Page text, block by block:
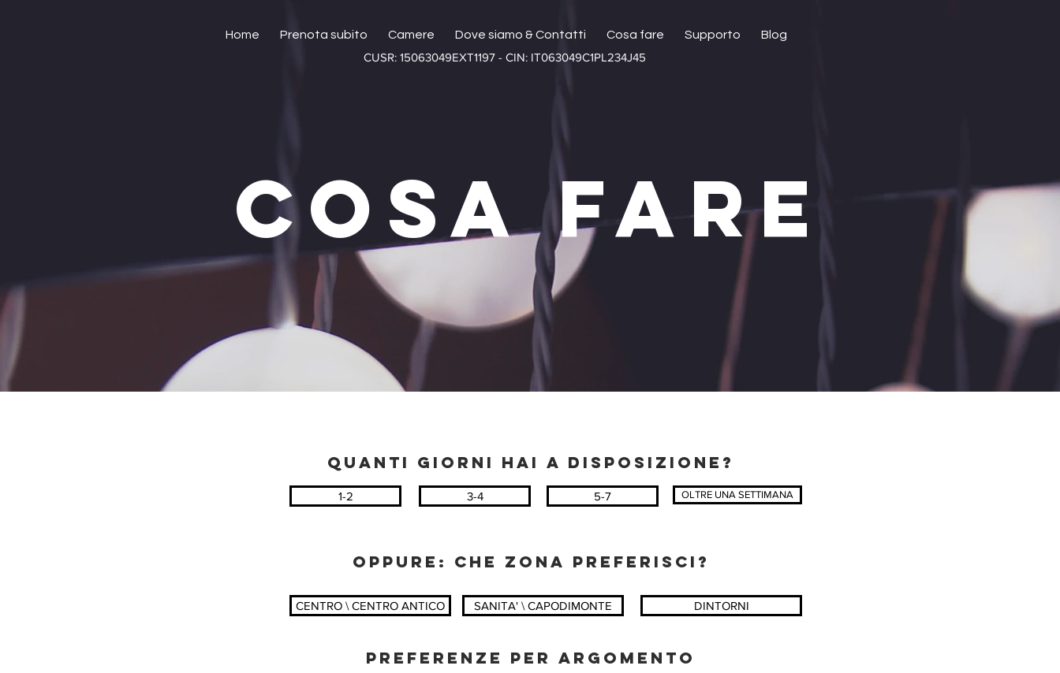
Home Prenota subito Camere Dove siamo & Contatti Cosa fare Supporto Blog
CUSR: 15063049EXT1197 - CIN: IT063049C1PL234J45
COSA FARE
QUANTI GIORNI HAI A DISPOSIZIONE?
5-7
3-4
1-2 OLTRE UNA SETTIMANA
OPPURE: CHE ZONA PREFERISCI?
CENTRO \ CENTRO ANTICO SANITA' \ CAPODIMONTE DINTORNI
PREFERENZE PER ARGOMENTO